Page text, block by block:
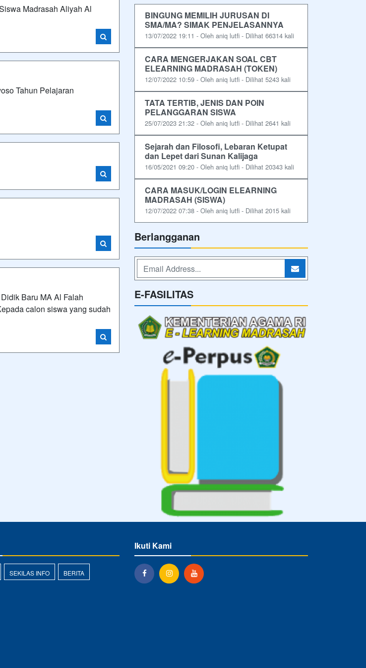
Madrasah Aliyah Al
Tahun Pelajaran
Baru MA Al Falah
calon siswa yang sudah
BINGUNG MEMILIH JURUSAN DI
SMA/MA? SIMAK PENJELASANNYA
13/07/2022 19:11 - Oleh aniq lutfi - Dilihat 66314 kali
CARA MENGERJAKAN SOAL CBT
ELEARNING MADRASAH (TOKEN)
12/07/2022 10:59 - Oleh aniq lutfi - Dilihat 5243 kali
TATA TERTIB, JENIS DAN POIN
PELANGGARAN SISWA
25/07/2023 21:32 - Oleh aniq lutfi - Dilihat 2641 kali
Sejarah dan Filosofi, Lebaran Ketupat
dan Lepet dari Sunan Kalijaga
16/05/2021 09:20 - Oleh aniq lutfi - Dilihat 20343 kali
CARA MASUK/LOGIN ELEARNING
MADRASAH (SISWA)
12/07/2022 07:38 - Oleh aniq lutfi - Dilihat 2015 kali
Berlangganan
E-FASILITAS
SEKILAS INFO BERITA
Ikuti Kami